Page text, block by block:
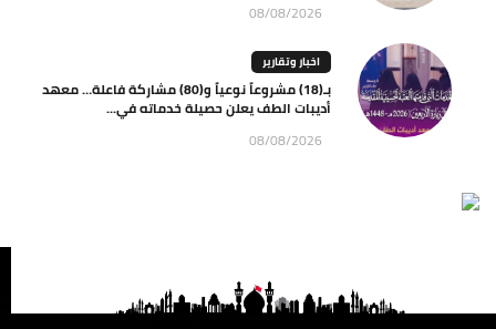
08/08/2026
اخبار وتقارير
بـ(18) مشروعاً نوعياً و(80) مشاركة فاعلة… معهد
أديبات الطف يعلن حصيلة خدماته في...
08/08/2026